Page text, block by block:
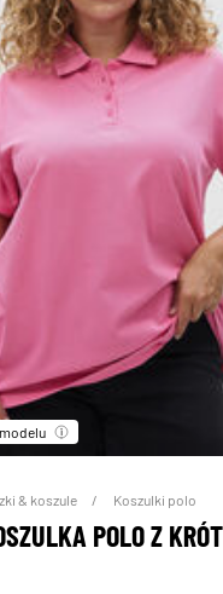
& koszule Koszulki polo
POLO Z